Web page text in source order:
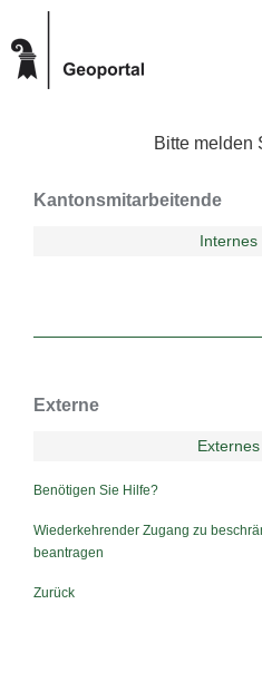
Bitte melden
Kantonsmitarbeitende
Internes
Externe
Benötigen Sie Hilfe?
Wiederkehrender Zugang zu
beantragen
Zurück